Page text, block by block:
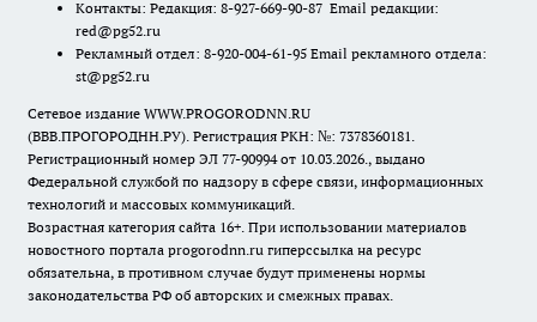
Контакты: Редакция: 8-927-669-90-87 Email редакции:
red@pg52.ru
Рекламный отдел: 8-920-004-61-95 Email рекламного отдела:
st@pg52.ru
Сетевое издание WWW.PROGORODNN.RU
(ВВВ.ПРОГОРОДНН.РУ). Регистрация РКН: №: 7378360181.
Регистрационный номер ЭЛ 77-90994 от 10.03.2026., выдано
Федеральной службой по надзору в сфере связи, информационных
технологий и массовых коммуникаций.
Возрастная категория сайта 16+. При использовании материалов
новостного портала progorodnn.ru гиперссылка на ресурс
обязательна, в противном случае будут применены нормы
законодательства РФ об авторских и смежных правах.